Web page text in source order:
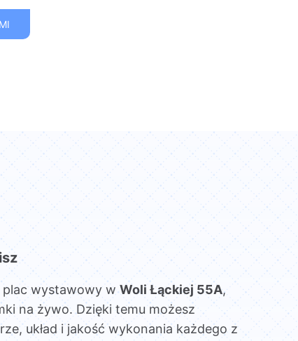
plac wystawowy wWoli Łąckiej 55A,
na żywo. Dzięki temu możesz
układ i jakość wykonania każdego z